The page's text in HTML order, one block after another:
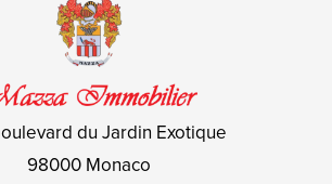
du Jardin Exotique
98000 Monaco